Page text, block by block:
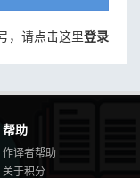
，请点击这里登录
帮助
作译者帮助
关于积分